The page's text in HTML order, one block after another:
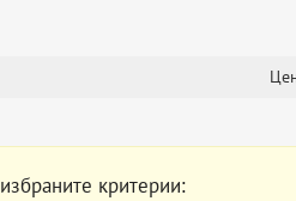
критерии: